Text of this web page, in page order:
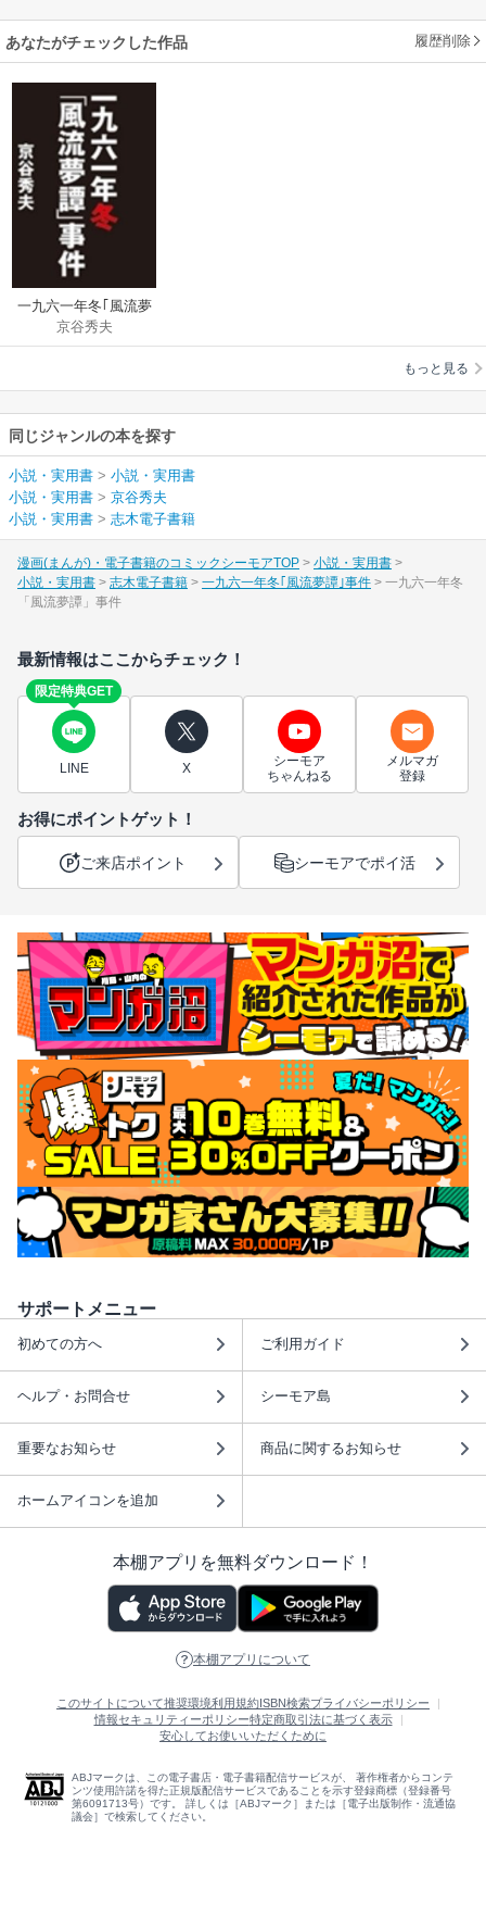
あなたがチェックした作品 履歴削除
一九六一年冬｢風流夢
譚｣事件
京谷秀夫
もっと見る
同じジャンルの本を探す
小説・実用書 > 小説・実用書
小説・実用書 > 京谷秀夫
小説・実用書 > 志木電子書籍
漫画(まんが)・電子書籍のコミックシーモアTOP
小説・実用書
小説・実用書
志木電子書籍 一九六一年冬｢風流夢譚｣事件
一九六一年冬
「風流夢譚」事件
最新情報はここからチェック！
限定特典GET
LINE X
シーモア
ちゃんねる
メルマガ
登録
お得にポイントゲット！
ご来店ポイント シーモアでポイ活
サポートメニュー
初めての方へ ご利用ガイド
ヘルプ・お問合せ シーモア島
重要なお知らせ 商品に関するお知らせ
ホームアイコンを追加
本棚アプリを無料ダウンロード！
本棚アプリについて
このサイトについて推奨環境利用規約ISBN検索プライバシーポリシー
情報セキュリティーポリシー特定商取引法に基づく表示
安心してお使いいただくために
ABJマークは、この電子書店・電子書籍配信サービスが、 著作権者からコンテ
ンツ使用許諾を得た正規版配信サービスであることを示す登録商標（登録番号
第6091713号）です。 詳しくは［ABJマーク］または［電子出版制作・流通協
議会］で検索してください。